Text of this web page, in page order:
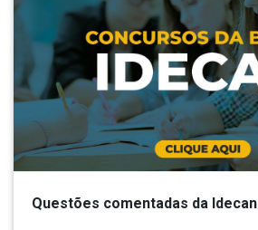
Questões comentadas da Idecan